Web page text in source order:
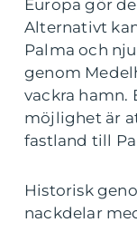
Europa gör
Alternativt
Palma och
genom
vackra hamn.
möjlighet är
fastland till
Historisk
nackdelar